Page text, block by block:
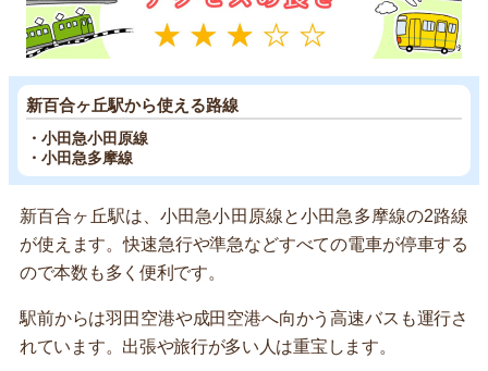
新百合ヶ丘駅から使える路線
・小田急小田原線
・小田急多摩線
新百合ヶ丘駅は、小田急小田原線と小田急多摩線の2路線
が使えます。快速急行や準急などすべての電車が停車する
ので本数も多く便利です。
駅前からは羽田空港や成田空港へ向かう高速バスも運行さ
れています。出張や旅行が多い人は重宝します。